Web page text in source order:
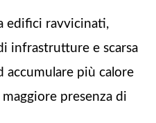
edifici ravvicinati,
infrastrutture e scarsa
accumulare più calore
presenza di